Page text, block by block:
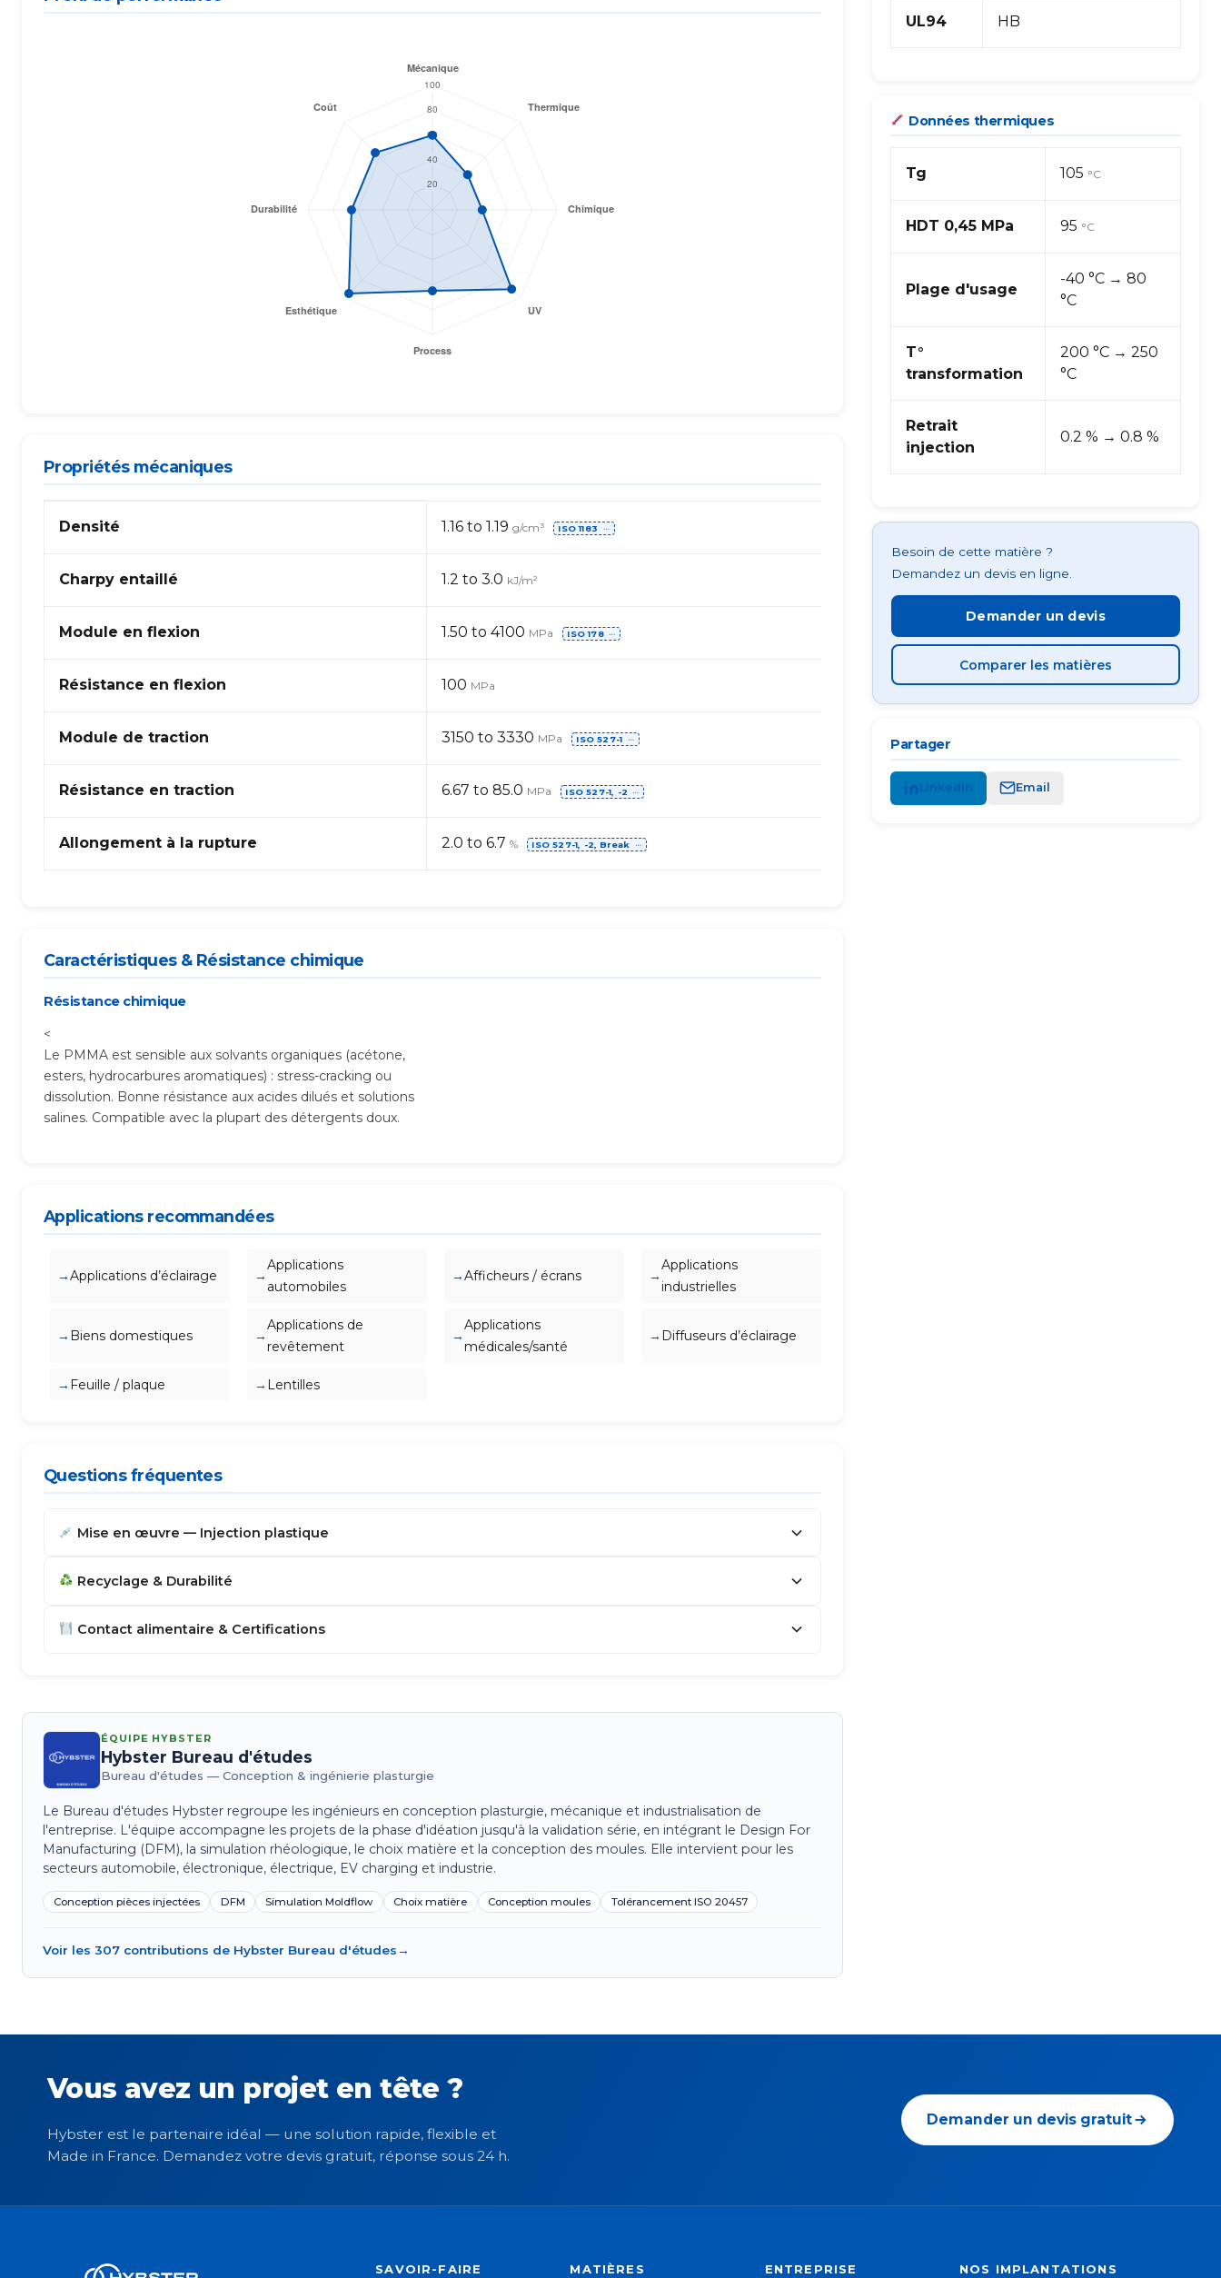
Propriétés mécaniques
mécaniques
de
Acrylique
Densité 1.16 to 1.19 g/cm³ ISO 1183 ⋯
Charpy entaillé 1.2 to 3.0 kJ/m²
Module en flexion 1.50 to 4100 MPa ISO 178 ⋯
Résistance en flexion 100 MPa
Module de traction 3150 to 3330 MPa ISO 527-1 ⋯
Résistance en traction 6.67 to 85.0 MPa ISO 527-1, -2 ⋯
Allongement à la rupture 2.0 to 6.7 % ISO 527-1, -2, Break ⋯
Caractéristiques & Résistance chimique
Résistance chimique
<
Le PMMA est sensible aux solvants organiques (acétone,
esters, hydrocarbures aromatiques) : stress-cracking ou
dissolution. Bonne résistance aux acides dilués et solutions
salines. Compatible avec la plupart des détergents doux.
Applications recommandées
Applications d’éclairage
Applications
automobiles
Afficheurs / écrans
Applications
industrielles
Biens domestiques
Applications de
revêtement
Applications
médicales/santé
Diffuseurs d’éclairage
Feuille / plaque Lentilles
Questions fréquentes
Mise en œuvre — Injection plastique
Recyclage & Durabilité
Contact alimentaire & Certifications
ÉQUIPE HYBSTER
Hybster Bureau d'études
Bureau d'études — Conception & ingénierie plasturgie
Le Bureau d'études Hybster regroupe les ingénieurs en conception plasturgie, mécanique et industrialisation de
l'entreprise. L'équipe accompagne les projets de la phase d'idéation jusqu'à la validation série, en intégrant le Design For
Manufacturing (DFM), la simulation rhéologique, le choix matière et la conception des moules. Elle intervient pour les
secteurs automobile, électronique, électrique, EV charging et industrie.
Conception pièces injectées DFM Simulation Moldflow Choix matière Conception moules Tolérancement ISO 20457
Voir les 307 contributions de Hybster Bureau d'études→
UL94 HB
Données thermiques
Tg 105 °C
HDT 0,45 MPa 95 °C
Plage d'usage
-40 °C → 80
°C
T°
transformation
200 °C → 250
°C
Retrait
injection
0.2 % → 0.8 %
Besoin de cette matière ?
Demandez un devis en ligne.
Demander un devis
Comparer les matières
Partager
LinkedIn Email
Vous avez un projet en tête ?
Hybster est le partenaire idéal — une solution rapide, flexible et
Made in France. Demandez votre devis gratuit, réponse sous 24 h.
Demander un devis gratuit
SAVOIR-FAIRE MATIÈRES ENTREPRISE NOS IMPLANTATIONS